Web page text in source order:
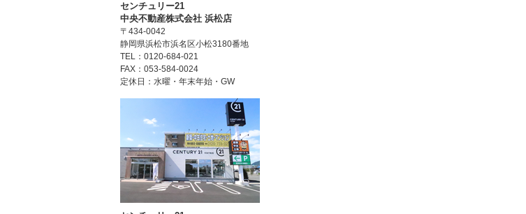
センチュリー21
中央不動産株式会社 浜松店
〒434-0042
静岡県浜松市浜名区小松3180番地
TEL：0120-684-021
FAX：053-584-0024
定休日：水曜・年末年始・GW